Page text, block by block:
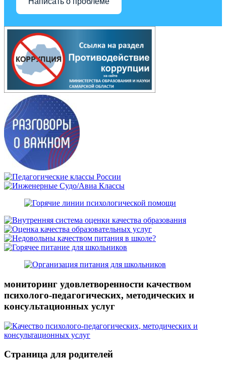
мониторинг удовлетворенности качеством
психолого-педагогических, методических и
консультационных услуг
Страница для родителей